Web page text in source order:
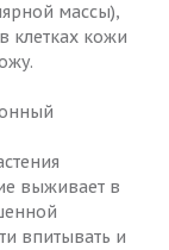
массы),
клетках кожи
выживает в
впитывать и